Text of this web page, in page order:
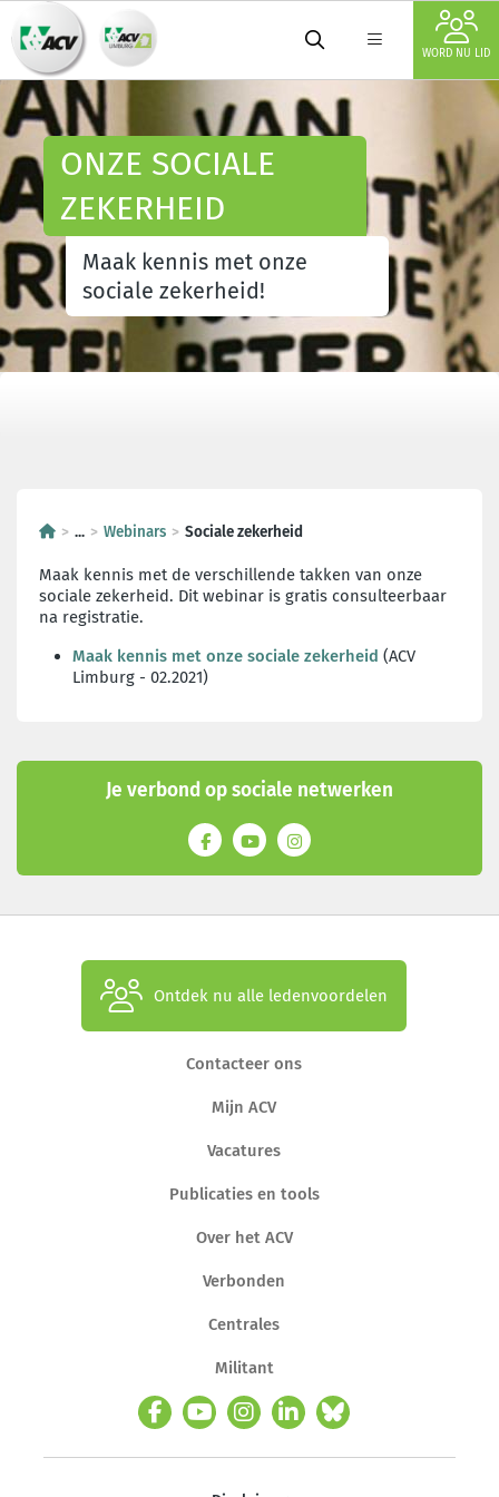
WORD NU LID
ONZE SOCIALE
ZEKERHEID
Maak kennis met onze
sociale zekerheid!
... Webinars Sociale zekerheid
Maak kennis met de verschillende takken van onze
sociale zekerheid. Dit webinar is gratis consulteerbaar
na registratie.
Maak kennis met onze sociale zekerheid (ACV
Limburg - 02.2021)
Je verbond op sociale netwerken
Ontdek nu alle ledenvoordelen
Contacteer ons
Mijn ACV
Vacatures
Publicaties en tools
Over het ACV
Verbonden
Centrales
Militant